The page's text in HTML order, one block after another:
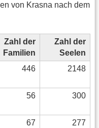
von Krasna nach dem
Zahl der
Familien
Zahl der
Seelen
446 2148
56 300
67 277